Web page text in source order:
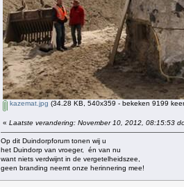
kazemat.jpg (34.28 KB, 540x359 - bekeken 9199
« Laatste verandering: November 10, 2012, 08:15:53
Op dit Duindorpforum tonen wij u
het Duindorp van vroeger, én van nu
want niets verdwijnt in de vergetelheidszee,
geen branding neemt onze herinnering mee!